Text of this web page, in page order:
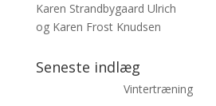
Karen Strandbygaard Ulrich
og Karen Frost Knudsen
Seneste indlæg
Vintertræning